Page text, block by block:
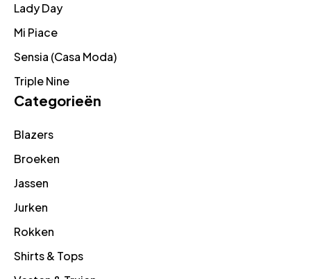
Lady Day
Mi Piace
Sensia (Casa Moda)
Triple Nine
Categorieën
Blazers
Broeken
Jassen
Jurken
Rokken
Shirts & Tops